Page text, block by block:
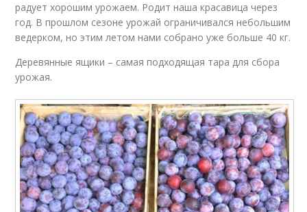
радует хорошим урожаем. Родит наша красавица через
год. В прошлом сезоне урожай ограничивался небольшим
ведерком, но этим летом нами собрано уже больше 40 кг.
Деревянные ящики – самая подходящая тара для сбора
урожая.